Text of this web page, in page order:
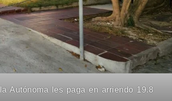
Autónoma les paga en arriendo 19.8